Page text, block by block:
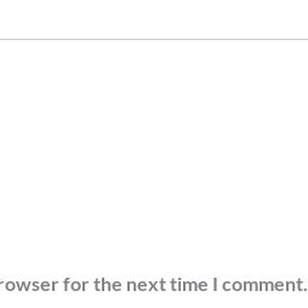
for the next time I comment.